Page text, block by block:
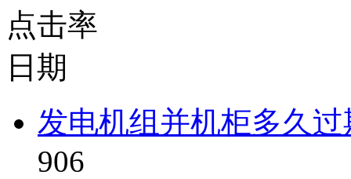
点击率
日期
发电机组并机柜多久过
906